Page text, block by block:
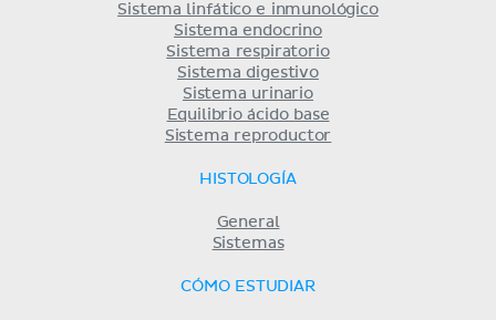
Sistema linfático e inmunológico
Sistema endocrino
Sistema respiratorio
Sistema digestivo
Sistema urinario
Equilibrio ácido base
Sistema reproductor
HISTOLOGÍA
General
Sistemas
CÓMO ESTUDIAR